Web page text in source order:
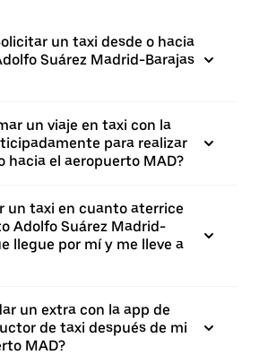
un taxi desde o hacia
Suárez Madrid-Barajas
un viaje en taxi con la
para realizar
hacia el aeropuerto MAD?
un taxi en cuanto aterrice
Adolfo Suárez Madrid-
llegue por mí y me lleve a
un extra con la app de
de taxi después de mi
MAD?